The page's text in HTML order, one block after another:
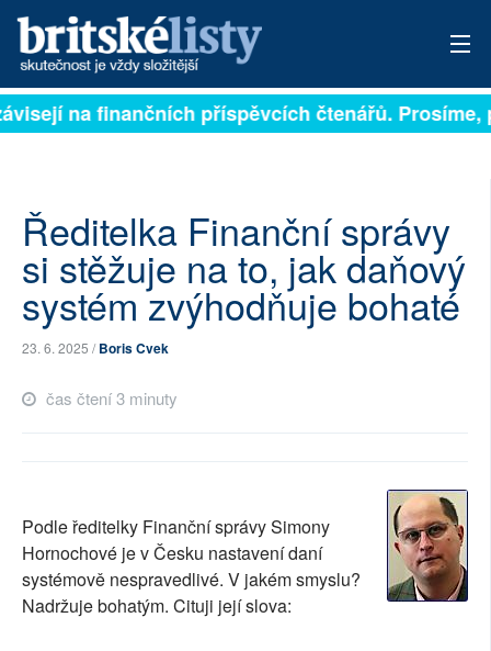
PŘIHLÁSIT
ARCHIV
ROZHOVORY
TÉMATA
SOCIÁLNÍ SÍTĚ
RUBRIKY
PLNÁ VERZE STRÁNEK
na finančních příspěvcích čtenářů. Prosíme,
Ředitelka Finanční správy
si stěžuje na to, jak daňový
systém zvýhodňuje bohaté
23. 6. 2025 /Boris Cvek
čas čtení 3 minuty
Podle ředitelky Finanční správy Simony
Hornochové je v Česku nastavení daní
systémově nespravedlivé. V jakém smyslu?
Nadržuje bohatým. Cituji její slova: